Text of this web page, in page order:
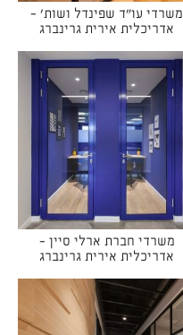
משרדי עו"ד שפינדל ושות' -
אדריכלית אירית גרינברג
משרדי חברת ארלי סיין -
אדריכלית אירית גרינברג